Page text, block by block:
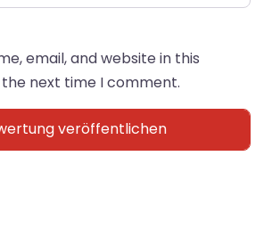
email, and website in this
next time I comment.